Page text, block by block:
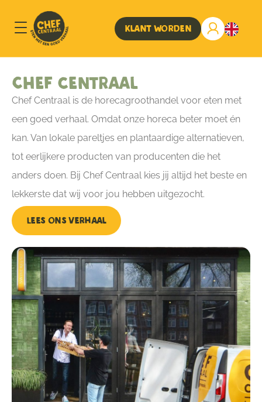
Klant worden
Chef centraal
Chef Centraal is de horecagroothandel voor eten met
een goed verhaal. Omdat onze horeca beter moet én
kan. Van lokale pareltjes en plantaardige alternatieven,
tot eerlijkere producten van producenten die het
anders doen. Bij Chef Centraal kies jij altijd het beste en
lekkerste dat wij voor jou hebben uitgezocht.
Lees ons verhaal